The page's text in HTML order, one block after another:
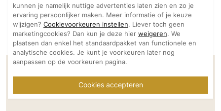
Contactgegevens Suzan Vromans
Interior architect
kunnen je namelijk nuttige advertenties laten zien en zo je
ervaring persoonlijker maken. Meer informatie of je keuze
wijzigen? Cookievoorkeuren instellen. Liever toch geen
marketingcookies? Dan kun je deze hier weigeren. We
plaatsen dan enkel het standaardpakket van functionele en
analytische cookies. Je kunt je voorkeuren later nog
aanpassen op de voorkeuren pagina.
Cookies accepteren